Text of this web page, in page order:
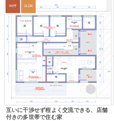
49坪 2LDK
互いに干渉せず程よく交流できる、店舗
付きの多世帯で住む家